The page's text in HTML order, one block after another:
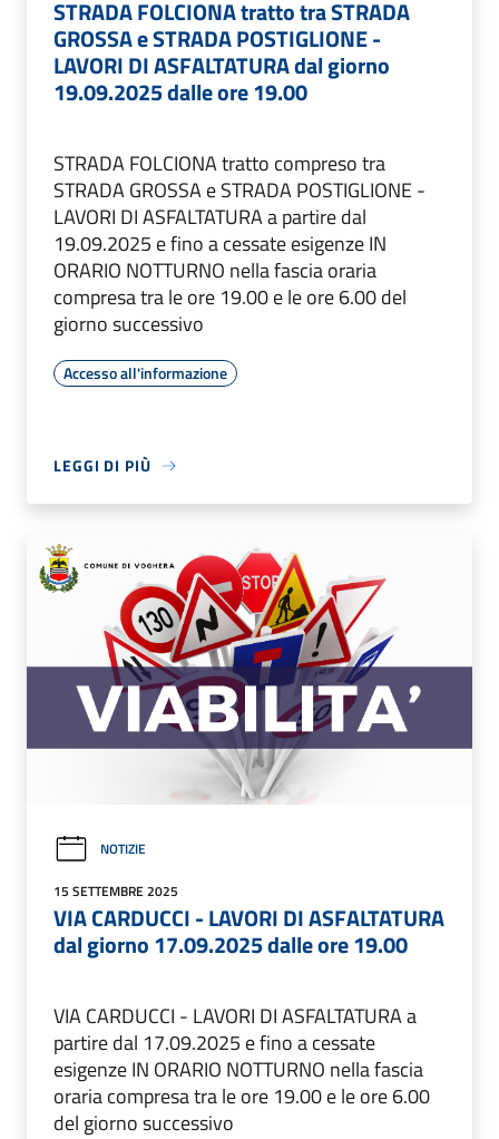
STRADA FOLCIONA tratto tra STRADA
GROSSA e STRADA POSTIGLIONE -
LAVORI DI ASFALTATURA dal giorno
19.09.2025 dalle ore 19.00
STRADA FOLCIONA tratto compreso tra
STRADA GROSSA e STRADA POSTIGLIONE -
LAVORI DI ASFALTATURA a partire dal
19.09.2025 e fino a cessate esigenze IN
ORARIO NOTTURNO nella fascia oraria
compresa tra le ore 19.00 e le ore 6.00 del
giorno successivo
Accesso all'informazione
LEGGI DI PIÙ
NOTIZIE
15 SETTEMBRE 2025
VIA CARDUCCI - LAVORI DI ASFALTATURA
dal giorno 17.09.2025 dalle ore 19.00
VIA CARDUCCI - LAVORI DI ASFALTATURA a
partire dal 17.09.2025 e fino a cessate
esigenze IN ORARIO NOTTURNO nella fascia
oraria compresa tra le ore 19.00 e le ore 6.00
del giorno successivo